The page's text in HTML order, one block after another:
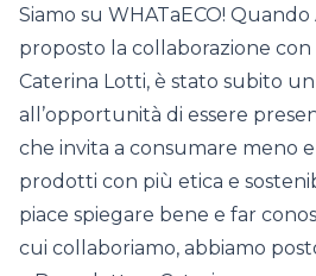
Siamo su WHATaECO!
proposto la collaborazione
Caterina Lotti, è stato subito un
all’opportunità di essere
che invita a consumare meno
prodotti con più etica e
piace spiegare bene e far
cui collaboriamo, abbiamo